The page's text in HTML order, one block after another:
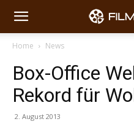
Home News
Box-Office
Rekord für
2. August 2013